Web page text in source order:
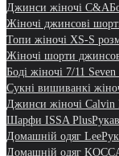
Джинси жіночі C&A
Жіночі джинсові
Топи жіночі XS-S
Жіночі шорти
Боді жіночі 7/11
Сукні вишиванкі
Джинси жіночі Calvin
Шарфи ISSA Plus
Домашній одяг Lee
Домашній одяг